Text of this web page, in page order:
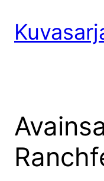
sisältöön